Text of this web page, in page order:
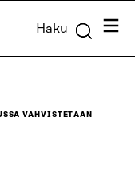
Haku
VAHVISTETAAN